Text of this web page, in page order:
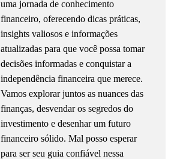
uma jornada de conhecimento
financeiro, oferecendo dicas práticas,
insights valiosos e informações
atualizadas para que você possa tomar
decisões informadas e conquistar a
independência financeira que merece.
Vamos explorar juntos as nuances das
finanças, desvendar os segredos do
investimento e desenhar um futuro
financeiro sólido. Mal posso esperar
para ser seu guia confiável nessa